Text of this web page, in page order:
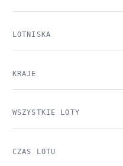
LOTNISKA
KRAJE
WSZYSTKIE LOTY
CZAS LOTU